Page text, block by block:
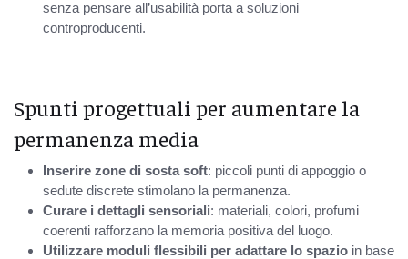
senza pensare all’usabilità porta a soluzioni
controproducenti.
Spunti progettuali per aumentare la
permanenza media
Inserire zone di sosta soft: piccoli punti di appoggio o
sedute discrete stimolano la permanenza.
Curare i dettagli sensoriali: materiali, colori, profumi
coerenti rafforzano la memoria positiva del luogo.
Utilizzare moduli flessibili per adattare lo spazio in base